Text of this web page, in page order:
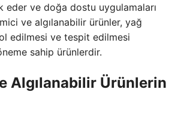
eder ve doğa dostu uygulamaları
ve algılanabilir ürünler, yağ
edilmesi ve tespit edilmesi
sahip ürünlerdir.
Algılanabilir Ürünlerin